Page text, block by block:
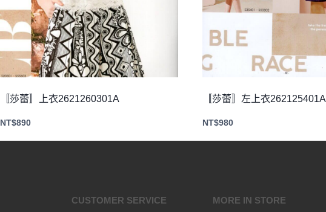
〚莎蕾〛上衣2621260301A
NT$890
〚莎蕾〛左上衣262125401A
NT$980
CUSTOMER SERVICE MORE IN STORE